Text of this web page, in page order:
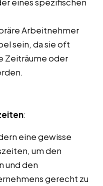
Arbeitnehmer
sein, da sie oft
Zeiträume oder
:
eine gewisse
um den
und den
gerecht zu